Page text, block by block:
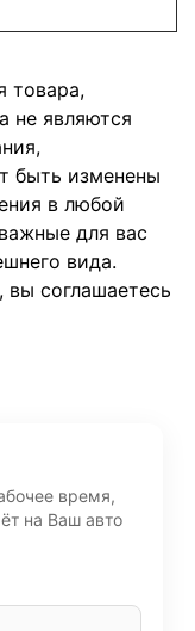
товара,
не являются
быть изменены
в любой
для вас
вида.
соглашаетесь
время,
на Ваш авто